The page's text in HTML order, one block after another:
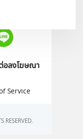
อลงโฆษณา
Service